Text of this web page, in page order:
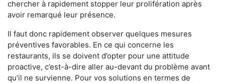
chercher à rapidement stopper leur prolifération après
avoir remarqué leur présence.
Il faut donc rapidement observer quelques mesures
préventives favorables. En ce qui concerne les
restaurants, ils se doivent d’opter pour une attitude
proactive, c’est-à-dire aller au-devant du problème avant
qu’il ne survienne. Pour vos solutions en termes de